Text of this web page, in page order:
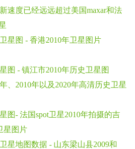
速度已经远远超过美国maxar和法
星图 - 香港2010年卫星图片
图 - 镇江市2010年历史卫星图
、2010年以及2020年高清历史卫星
图- 法国spot卫星2010年拍摄的吉
星图片
星地图数据 - 山东梁山县2009和